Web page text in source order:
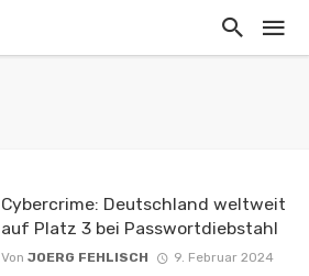
Cybercrime: Deutschland weltweit
auf Platz 3 bei Passwortdiebstahl
Von JOERG FEHLISCH 9. Februar 2024